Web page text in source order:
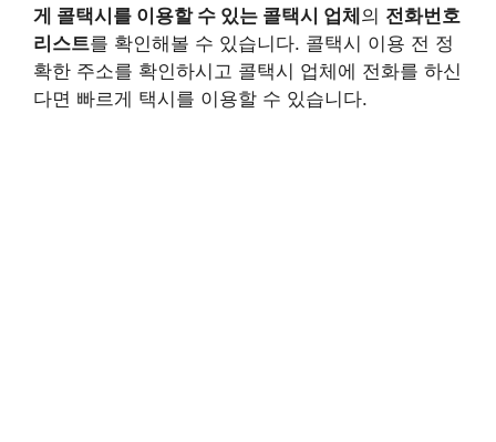
게 콜택시를 이용할 수 있는 콜택시 업체의 전화번호
리스트를 확인해볼 수 있습니다. 콜택시 이용 전 정
확한 주소를 확인하시고 콜택시 업체에 전화를 하신
다면 빠르게 택시를 이용할 수 있습니다.